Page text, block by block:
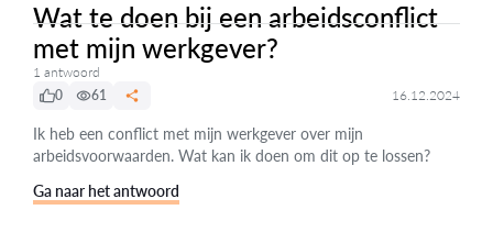
Wat te doen bij een arbeidsconflict
met mijn werkgever?
1 antwoord
0
61 16.12.2024
Ik heb een conflict met mijn werkgever over mijn
arbeidsvoorwaarden. Wat kan ik doen om dit op te lossen?
Ga naar het antwoord